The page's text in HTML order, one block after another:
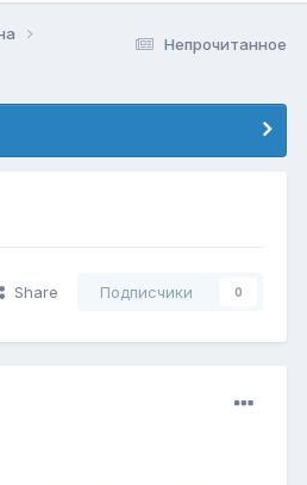
Непрочитанное
Share Подписчики 0